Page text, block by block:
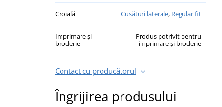
Croială Cusături laterale, Regular fit
Imprimare și
broderie
Produs potrivit pentru
imprimare și broderie
Contact cu producătorul
Îngrijirea produsului